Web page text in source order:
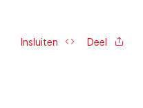
Insluiten Deel